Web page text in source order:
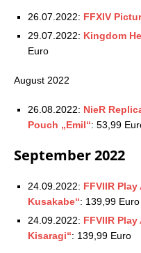
26.07.2022: FFXIV
29.07.2022: Kingdom
Euro
August 2022
26.08.2022: NieR
Pouch „Emil“: 53,99
September 2022
24.09.2022: FFVIIR
Kusakabe“: 139,99 Euro
24.09.2022: FFVIIR
Kisaragi“: 139,99 Euro